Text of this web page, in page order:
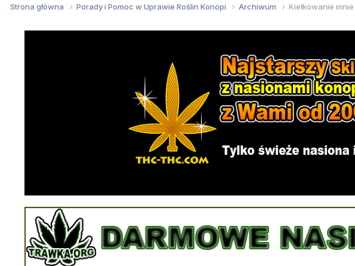
Strona główna Porady i Pomoc w Uprawie Roślin Konopi Archiwum Kiełkowanie